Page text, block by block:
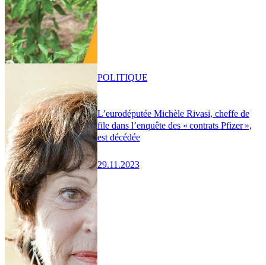
L’eurodéputée Michèle Rivasi, cheffe de
file dans l’enquête des « contrats Pfizer »,
est décédée
29.11.2023
POLITIQUE